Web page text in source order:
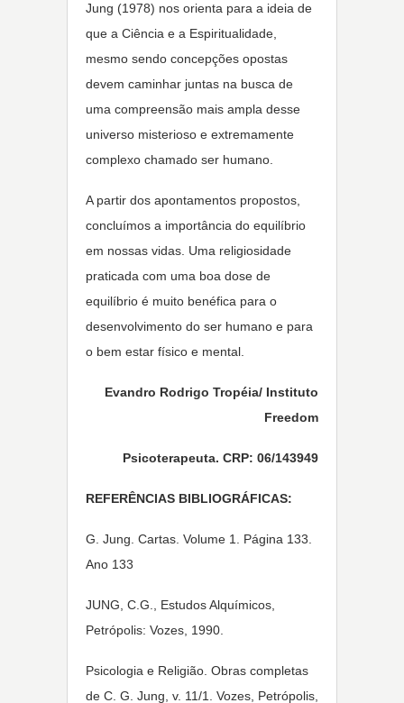
Jung (1978) nos orienta para a ideia de
que a Ciência e a Espiritualidade,
mesmo sendo concepções opostas
devem caminhar juntas na busca de
uma compreensão mais ampla desse
universo misterioso e extremamente
complexo chamado ser humano.
A partir dos apontamentos propostos,
concluímos a importância do equilíbrio
em nossas vidas. Uma religiosidade
praticada com uma boa dose de
equilíbrio é muito benéfica para o
desenvolvimento do ser humano e para
o bem estar físico e mental.
Evandro Rodrigo Tropéia/ Instituto
Freedom
Psicoterapeuta. CRP: 06/143949
REFERÊNCIAS BIBLIOGRÁFICAS:
G. Jung. Cartas. Volume 1. Página 133.
Ano 133
JUNG, C.G., Estudos Alquímicos,
Petrópolis: Vozes, 1990.
Psicologia e Religião. Obras completas
de C. G. Jung, v. 11/1. Vozes, Petrópolis,